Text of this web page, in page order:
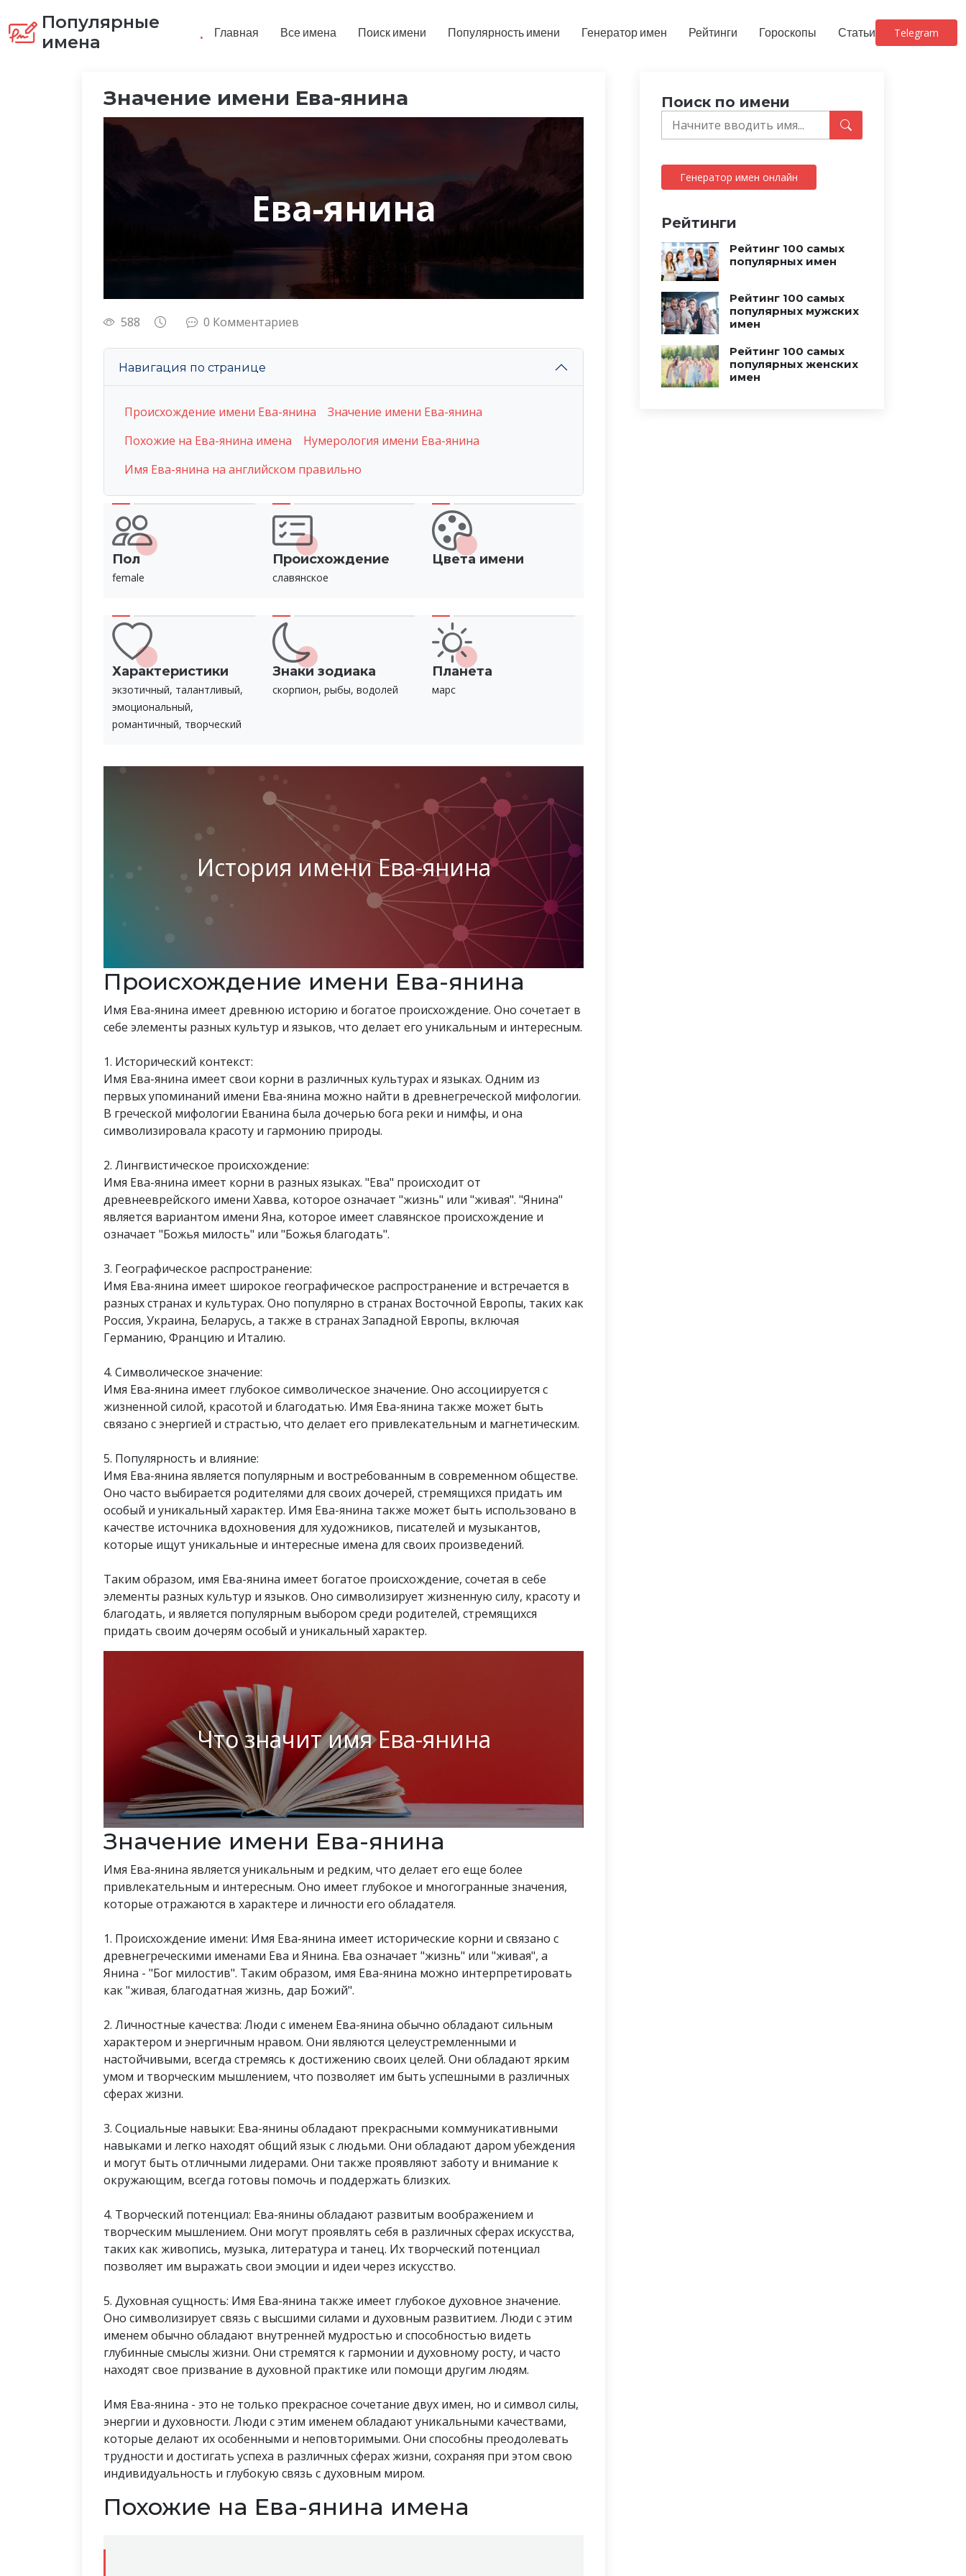
Популярные
имена
. Главная Все имена Поиск имени Популярность имени Генератор имен Рейтинги Гороскопы Статьи Telegram
Значение имени Ева-янина
Ева-янина
588 0 Комментариев
Навигация по странице
Происхождение имени Ева-янина
Значение имени Ева-янина
Похожие на Ева-янина имена
Нумерология имени Ева-янина
Имя Ева-янина на английском правильно
Пол
female
Происхождение
славянское
Цвета имени
Характеристики
экзотичный, талантливый,
эмоциональный,
романтичный, творческий
Знаки зодиака
скорпион, рыбы, водолей
Планета
марс
История имени Ева-янина
Происхождение имени Ева-янина
Имя Ева-янина имеет древнюю историю и богатое происхождение. Оно сочетает в
себе элементы разных культур и языков, что делает его уникальным и интересным.
1. Исторический контекст:
Имя Ева-янина имеет свои корни в различных культурах и языках. Одним из
первых упоминаний имени Ева-янина можно найти в древнегреческой мифологии.
В греческой мифологии Еванина была дочерью бога реки и нимфы, и она
символизировала красоту и гармонию природы.
2. Лингвистическое происхождение:
Имя Ева-янина имеет корни в разных языках. "Ева" происходит от
древнееврейского имени Хавва, которое означает "жизнь" или "живая". "Янина"
является вариантом имени Яна, которое имеет славянское происхождение и
означает "Божья милость" или "Божья благодать".
3. Географическое распространение:
Имя Ева-янина имеет широкое географическое распространение и встречается в
разных странах и культурах. Оно популярно в странах Восточной Европы, таких как
Россия, Украина, Беларусь, а также в странах Западной Европы, включая
Германию, Францию и Италию.
4. Символическое значение:
Имя Ева-янина имеет глубокое символическое значение. Оно ассоциируется с
жизненной силой, красотой и благодатью. Имя Ева-янина также может быть
связано с энергией и страстью, что делает его привлекательным и магнетическим.
5. Популярность и влияние:
Имя Ева-янина является популярным и востребованным в современном обществе.
Оно часто выбирается родителями для своих дочерей, стремящихся придать им
особый и уникальный характер. Имя Ева-янина также может быть использовано в
качестве источника вдохновения для художников, писателей и музыкантов,
которые ищут уникальные и интересные имена для своих произведений.
Таким образом, имя Ева-янина имеет богатое происхождение, сочетая в себе
элементы разных культур и языков. Оно символизирует жизненную силу, красоту и
благодать, и является популярным выбором среди родителей, стремящихся
придать своим дочерям особый и уникальный характер.
Что значит имя Ева-янина
Значение имени Ева-янина
Имя Ева-янина является уникальным и редким, что делает его еще более
привлекательным и интересным. Оно имеет глубокое и многогранные значения,
которые отражаются в характере и личности его обладателя.
1. Происхождение имени: Имя Ева-янина имеет исторические корни и связано с
древнегреческими именами Ева и Янина. Ева означает "жизнь" или "живая", а
Янина - "Бог милостив". Таким образом, имя Ева-янина можно интерпретировать
как "живая, благодатная жизнь, дар Божий".
2. Личностные качества: Люди с именем Ева-янина обычно обладают сильным
характером и энергичным нравом. Они являются целеустремленными и
настойчивыми, всегда стремясь к достижению своих целей. Они обладают ярким
умом и творческим мышлением, что позволяет им быть успешными в различных
сферах жизни.
3. Социальные навыки: Ева-янины обладают прекрасными коммуникативными
навыками и легко находят общий язык с людьми. Они обладают даром убеждения
и могут быть отличными лидерами. Они также проявляют заботу и внимание к
окружающим, всегда готовы помочь и поддержать близких.
4. Творческий потенциал: Ева-янины обладают развитым воображением и
творческим мышлением. Они могут проявлять себя в различных сферах искусства,
таких как живопись, музыка, литература и танец. Их творческий потенциал
позволяет им выражать свои эмоции и идеи через искусство.
5. Духовная сущность: Имя Ева-янина также имеет глубокое духовное значение.
Оно символизирует связь с высшими силами и духовным развитием. Люди с этим
именем обычно обладают внутренней мудростью и способностью видеть
глубинные смыслы жизни. Они стремятся к гармонии и духовному росту, и часто
находят свое призвание в духовной практике или помощи другим людям.
Имя Ева-янина - это не только прекрасное сочетание двух имен, но и символ силы,
энергии и духовности. Люди с этим именем обладают уникальными качествами,
которые делают их особенными и неповторимыми. Они способны преодолевать
трудности и достигать успеха в различных сферах жизни, сохраняя при этом свою
индивидуальность и глубокую связь с духовным миром.
Похожие на Ева-янина имена
Поиск по имени
Генератор имен онлайн
Рейтинги
Рейтинг 100 самых
популярных имен
Рейтинг 100 самых
популярных мужских
имен
Рейтинг 100 самых
популярных женских
имен